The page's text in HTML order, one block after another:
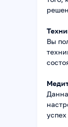
Вы